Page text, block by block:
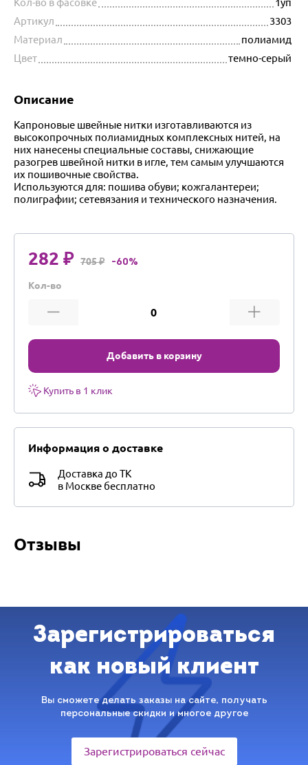
Артикул
3303
Материал
полиамид
Цвет
темно-серый
Описание
Капроновые швейные нитки изготавливаются из
высокопрочных полиамидных комплексных нитей, на
них нанесены специальные составы, снижающие
разогрев швейной нитки в игле, тем самым улучшаются
их пошивочные свойства.
Используются для: пошива обуви; кожгалантереи;
полиграфии; сетевязания и технического назначения.
282 ₽ 705 ₽ -60%
Кол-во
Добавить в корзину
Купить в 1 клик
Информация о доставке
Доставка до ТК
в Москве бесплатно
Отзывы
Зарегистрироваться
как новый клиент
Вы сможете делать заказы на сайте, получать
персональные скидки и многое другое
Зарегистрироваться сейчас